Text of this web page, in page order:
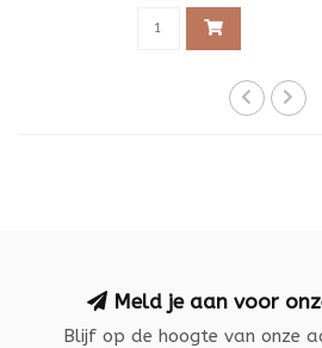
Meld je aan voor
Blijf op de hoogte van onze